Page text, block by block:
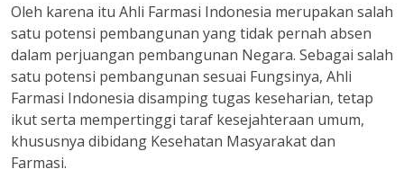
Oleh karena itu Ahli Farmasi Indonesia merupakan salah
satu potensi pembangunan yang tidak pernah absen
dalam perjuangan pembangunan Negara. Sebagai salah
satu potensi pembangunan sesuai Fungsinya, Ahli
Farmasi Indonesia disamping tugas keseharian, tetap
ikut serta mempertinggi taraf kesejahteraan umum,
khususnya dibidang Kesehatan Masyarakat dan
Farmasi.